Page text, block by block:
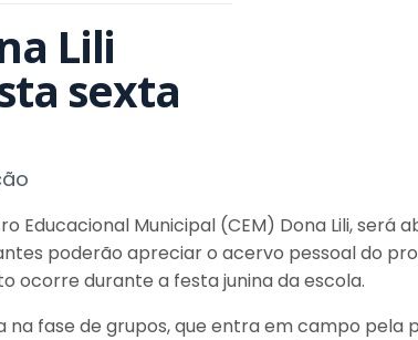
Lili
sexta
Educacional Municipal (CEM) Dona Lili,
poderão apreciar o acervo pessoal do
ocorre durante a festa junina da escola.
fase de grupos, que entra em campo